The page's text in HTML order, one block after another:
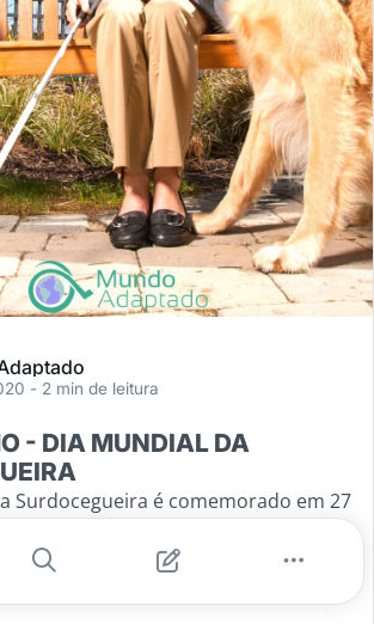
- 2 min de leitura
- DIA MUNDIAL DA
Surdocegueira é comemorado em 27
da escritora Hellen
e ativista social norte-americana,